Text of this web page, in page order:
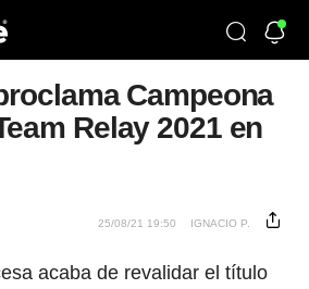
Campeona
Relay 2021 en
25/08/21 19:50 IGNACIO P.
acaba de revalidar el título